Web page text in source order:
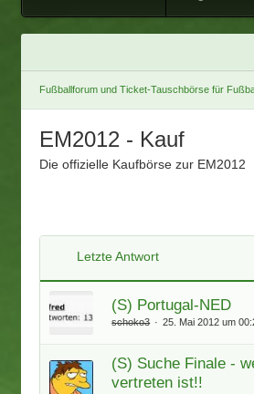
Fußballforum und Ticket-Tauschbörse für
EM2012 - Kauf
Die offizielle Kaufbörse zur EM2012
Letzte Antwort
(S) Portugal-NED
schoko3 25. Mai 2012 um
(S) Suche Finale -
vertreten ist!!